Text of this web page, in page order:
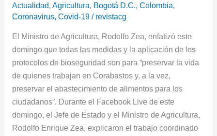
Actualidad Agricultura Bogotá D.C. ,Colombia
Coronavirus ,Covid-19 / revistacg
El Ministro de Agricultura, Rodolfo Zea, enfatizó este
domingo que todas las medidas y la aplicación de los
protocolos de bioseguridad son para “preservar la vida
de quienes trabajan en Corabastos y, a la vez,
preservar el abastecimiento de alimentos para los
ciudadanos”. Durante el Facebook Live de este
domingo, el Jefe de Estado y el Ministro de Agricultura,
Rodolfo Enrique Zea, explicaron el trabajo coordinado
preservar
vida
y
garantizar
el
abastecimiento